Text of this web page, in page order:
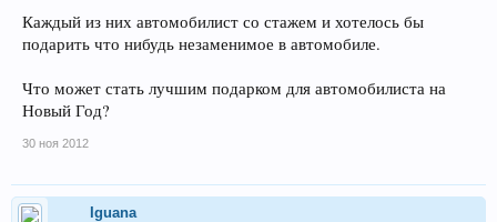
Каждый из них автомобилист со стажем и хотелось бы
подарить что нибудь незаменимое в автомобиле.
Что может стать лучшим подарком для автомобилиста на
Новый Год?
30 ноя 2012
Iguana